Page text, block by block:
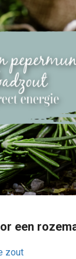
een
zout